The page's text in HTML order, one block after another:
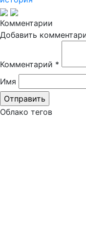
Комментарии
Добавить
Комментарий *
Имя
Облако тегов